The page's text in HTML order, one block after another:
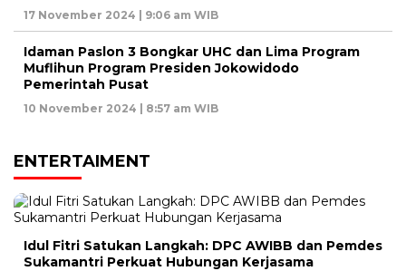
17 November 2024 | 9:06 am WIB
Idaman Paslon 3 Bongkar UHC dan Lima Program
Muflihun Program Presiden Jokowidodo
Pemerintah Pusat
10 November 2024 | 8:57 am WIB
ENTERTAIMENT
Idul Fitri Satukan Langkah: DPC AWIBB dan Pemdes
Sukamantri Perkuat Hubungan Kerjasama